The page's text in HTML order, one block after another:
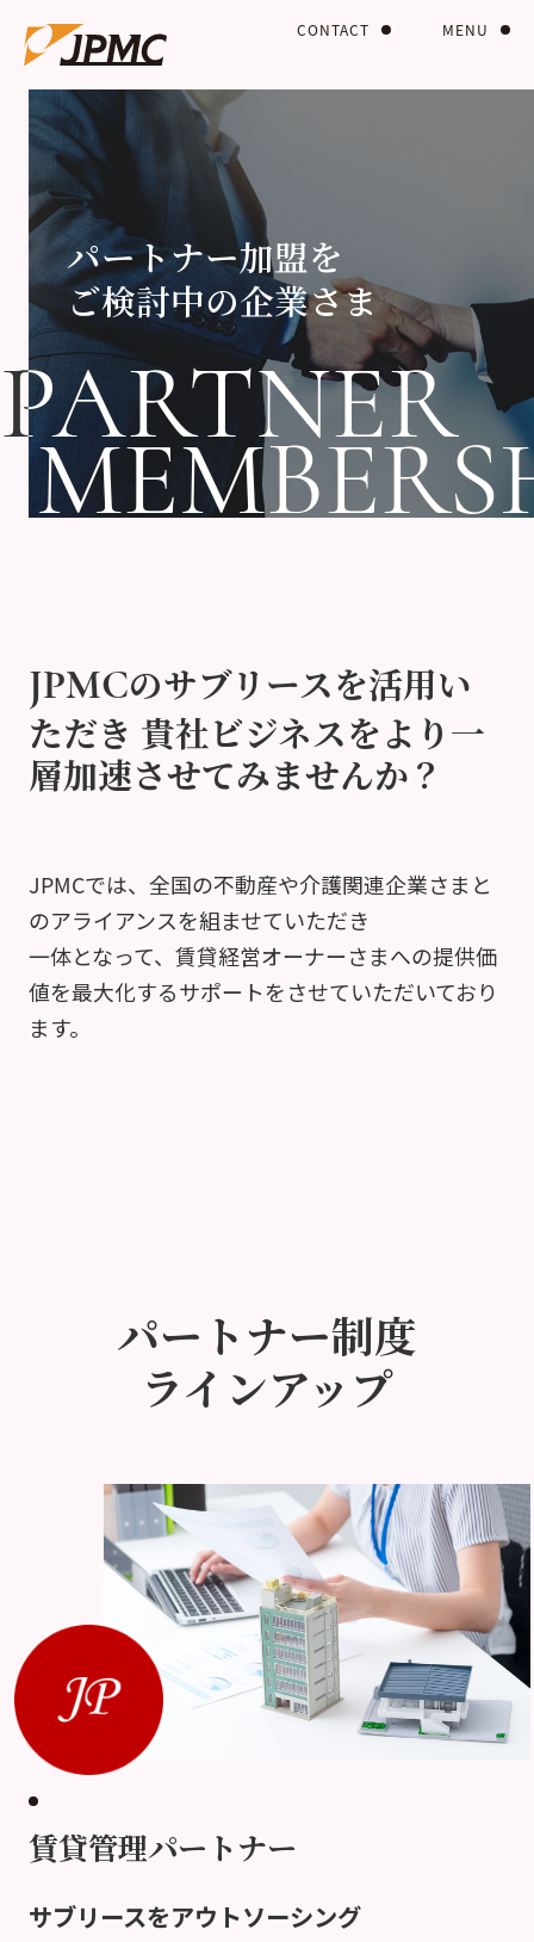
MENU
CONTACT
パートナー加盟を
ご検討中の企業さま
PARTNER
PARTNER
JPMCのサブリースを活用い
ただき 貴社ビジネスをより一
層加速させてみませんか？
JPMCでは、全国の不動産や介護関連企業さまと
のアライアンスを組ませていただき
一体となって、賃貸経営オーナーさまへの提供価
値を最大化するサポートをさせていただいており
ます。
パートナー制度
ラインアップ
賃貸管理パートナー
サブリースをアウトソーシング